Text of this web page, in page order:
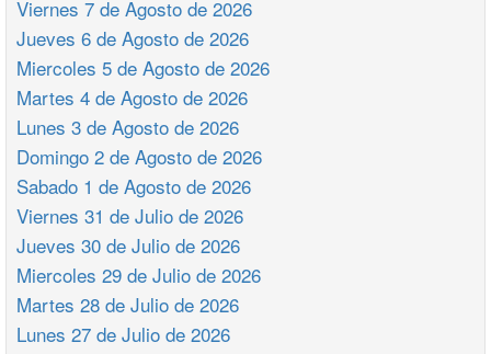
Viernes 7 de Agosto de 2026
Jueves 6 de Agosto de 2026
Miercoles 5 de Agosto de 2026
Martes 4 de Agosto de 2026
Lunes 3 de Agosto de 2026
Domingo 2 de Agosto de 2026
Sabado 1 de Agosto de 2026
Viernes 31 de Julio de 2026
Jueves 30 de Julio de 2026
Miercoles 29 de Julio de 2026
Martes 28 de Julio de 2026
Lunes 27 de Julio de 2026